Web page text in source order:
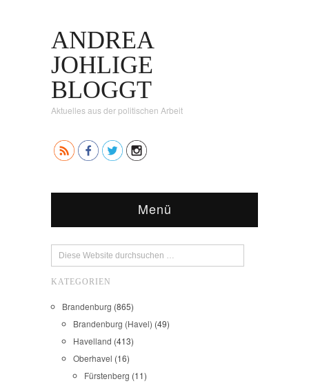
ANDREA
JOHLIGE
BLOGGT
Aktuelles aus der politischen Arbeit
Menü
KATEGORIEN
Brandenburg (865)
Brandenburg (Havel) (49)
Havelland (413)
Oberhavel (16)
Fürstenberg (11)